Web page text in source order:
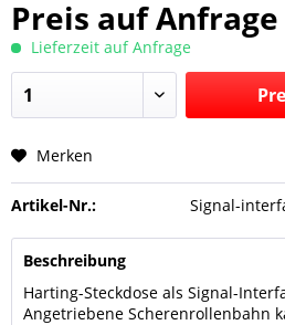
Preis auf Anfrage
Lieferzeit auf Anfrage
Preis anfragen
Merken
Artikel-Nr.: Signal-
Beschreibung
Harting-Steckdose als Signal-
Angetriebene Scherenrollenbahn